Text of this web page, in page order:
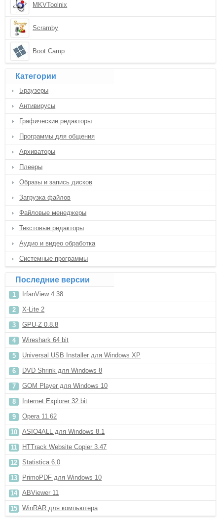
MKVToolnix
Scramby
Boot Camp
Категории
Браузеры
Антивирусы
Графические редакторы
Программы для общения
Архиваторы
Плееры
Образы и запись дисков
Загрузка файлов
Файловые менеджеры
Текстовые редакторы
Аудио и видео обработка
Системные программы
Последние версии
IrfanView 4.38
X-Lite 2
GPU-Z 0.8.8
Wireshark 64 bit
Universal USB Installer для Windows XP
DVD Shrink для Windows 8
GOM Player для Windows 10
Internet Explorer 32 bit
Opera 11.62
ASIO4ALL для Windows 8.1
HTTrack Website Copier 3.47
Statistica 6.0
PrimoPDF для Windows 10
ABViewer 11
WinRAR для компьютера